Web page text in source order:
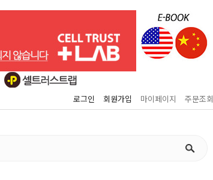
로그인 회원가입 마이페이지 주문조회